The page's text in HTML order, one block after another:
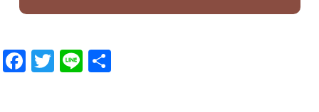
Facebook
Twitter
Line